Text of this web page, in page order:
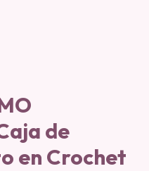
de
en Crochet